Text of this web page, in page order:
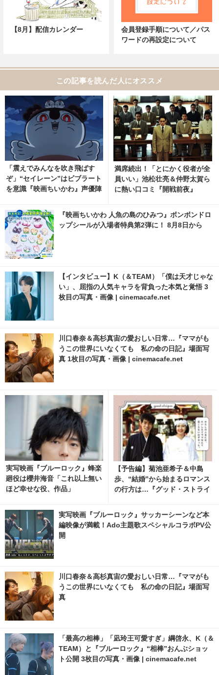
【8月】配信カレンダー
会員登録手順について／パス
ワードの再設定について
この記事を読んだ人にオススメ
「震えでみんなを吹き飛ばす
ぞ」“セイレーン”はビブラート
を意識『映画ちいかわ』声優陣
満席続出！「とにかく役者が全
員いい」池松壮亮＆仲野太賀ら
に熱い口コミ『開戦前夜』
『映画ちいかわ 人魚の島のひみつ』ボンボンドロ
ップシールが入場者特典第2弾に！ 8月8日から
【インタビュー】K（＆TEAM）「僕は天才じゃな
い」、屈指の人気キャラを背負った本気と覚悟 3
枚目の写真・画像 | cinemacafe.net
川口春奈＆高杉真宙の愛おしい日常…『ママがも
うこの世界にいなくても 私の命の日記』場面写
真 1枚目の写真・画像 | cinemacafe.net
実写映画『ブルーロック』蜂楽
廻役は櫻井海音「これ以上無い
ほど幸せな役、作品」
【予告編】菊池亜希子＆中島
歩、“結婚”から始まるロマンス
の行方は…『グッド・ストライ
実写映画『ブルーロック』サッカーシーンなど本
編映像が満載！Ado主題歌スペシャルコラボPV公
開
川口春奈＆高杉真宙の愛おしい日常…『ママがも
うこの世界にいなくても 私の命の日記』場面写
真
「最高の相棒」「凪玲王可愛すぎ」綱啓永、K（＆
TEAM）と『ブルーロック』“相棒”おんぶショッ
ト公開 3枚目の写真・画像 | cinemacafe.net